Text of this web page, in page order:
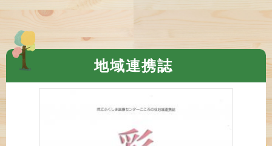
地域連携誌